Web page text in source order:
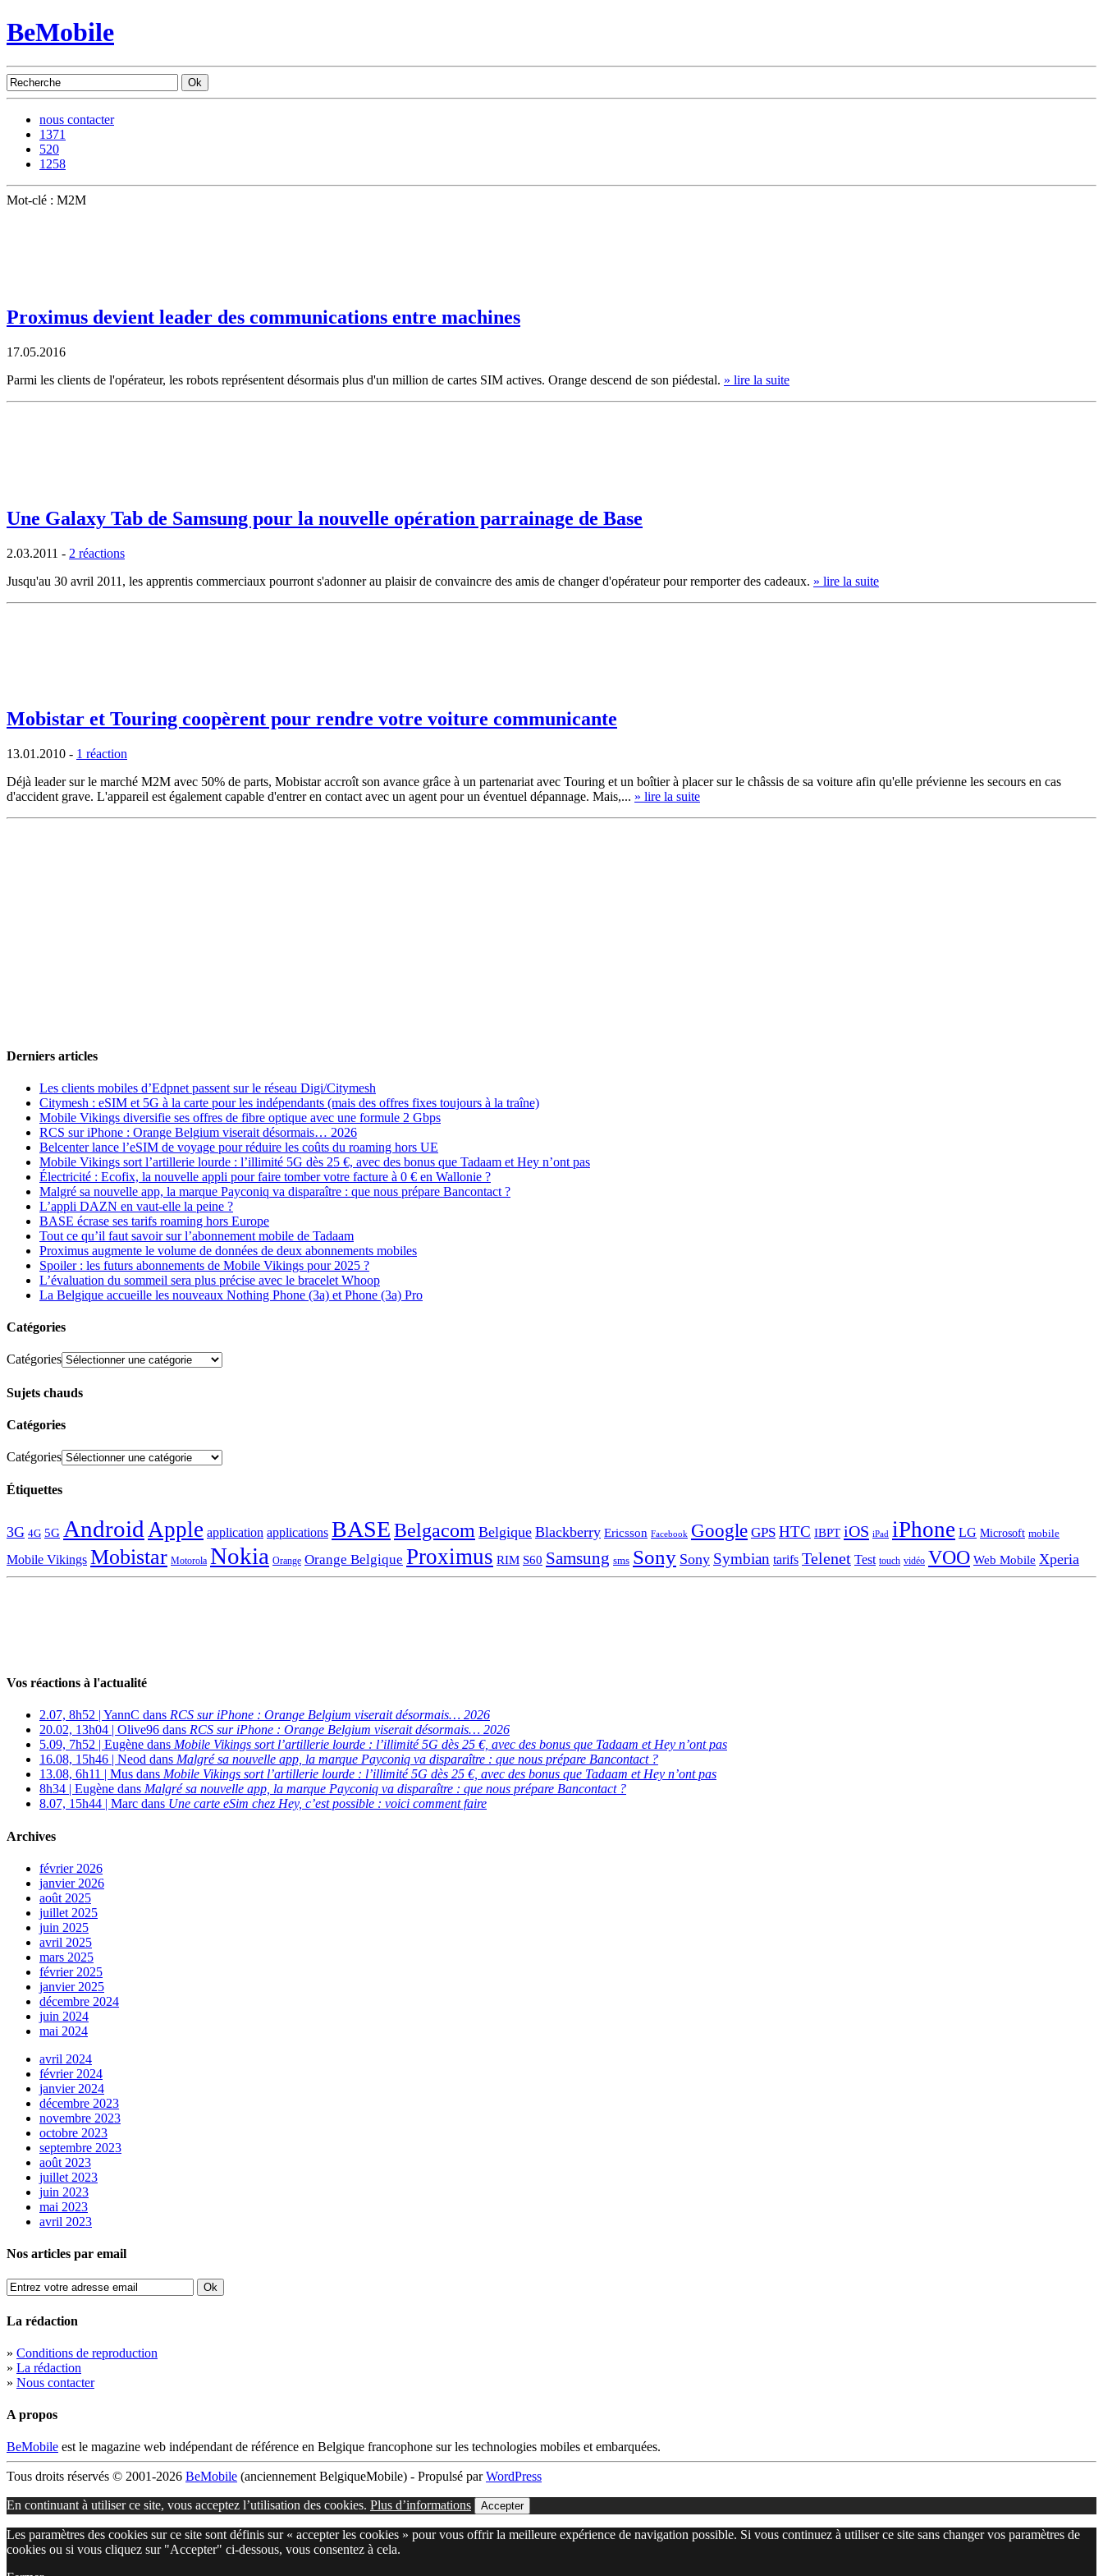
BeMobile
nous contacter
1371
520
1258
Mot-clé : M2M
Proximus devient leader des communications entre machines
17.05.2016
Parmi les clients de l'opérateur, les robots représentent désormais plus d'un million de cartes SIM actives. Orange descend de son piédestal. » lire la suite
Une Galaxy Tab de Samsung pour la nouvelle opération parrainage de Base
2.03.2011 - 2 réactions
Jusqu'au 30 avril 2011, les apprentis commerciaux pourront s'adonner au plaisir de convaincre des amis de changer d'opérateur pour remporter des cadeaux. » lire la suite
Mobistar et Touring coopèrent pour rendre votre voiture communicante
13.01.2010 - 1 réaction
Déjà leader sur le marché M2M avec 50% de parts, Mobistar accroît son avance grâce à un partenariat avec Touring et un boîtier à placer sur le châssis de sa voiture afin qu'elle prévienne les secours en cas
d'accident grave. L'appareil est également capable d'entrer en contact avec un agent pour un éventuel dépannage. Mais,... » lire la suite
Derniers articles
Les clients mobiles d’Edpnet passent sur le réseau Digi/Citymesh
Citymesh : eSIM et 5G à la carte pour les indépendants (mais des offres fixes toujours à la traîne)
Mobile Vikings diversifie ses offres de fibre optique avec une formule 2 Gbps
RCS sur iPhone : Orange Belgium viserait désormais… 2026
Belcenter lance l’eSIM de voyage pour réduire les coûts du roaming hors UE
Mobile Vikings sort l’artillerie lourde : l’illimité 5G dès 25 €, avec des bonus que Tadaam et Hey n’ont pas
Électricité : Ecofix, la nouvelle appli pour faire tomber votre facture à 0 € en Wallonie ?
Malgré sa nouvelle app, la marque Payconiq va disparaître : que nous prépare Bancontact ?
L’appli DAZN en vaut-elle la peine ?
BASE écrase ses tarifs roaming hors Europe
Tout ce qu’il faut savoir sur l’abonnement mobile de Tadaam
Proximus augmente le volume de données de deux abonnements mobiles
Spoiler : les futurs abonnements de Mobile Vikings pour 2025 ?
L’évaluation du sommeil sera plus précise avec le bracelet Whoop
La Belgique accueille les nouveaux Nothing Phone (3a) et Phone (3a) Pro
Catégories
Catégories
Sujets chauds
Catégories
Catégories
Étiquettes
3G 4G 5G Android Apple application applications BASEBelgacom Belgique Blackberry Ericsson Facebook Google GPS HTC IBPT iOS iPad iPhone LG Microsoft mobile
Mobile Vikings Mobistar Motorola Nokia Orange Orange Belgique Proximus RIM S60 Samsung sms Sony Sony Symbian tarifs Telenet Test touch vidéo VOO Web Mobile Xperia
Vos réactions à l'actualité
2.07, 8h52 | YannC dans RCS sur iPhone : Orange Belgium viserait désormais… 2026
20.02, 13h04 | Olive96 dans RCS sur iPhone : Orange Belgium viserait désormais… 2026
5.09, 7h52 | Eugène dans Mobile Vikings sort l’artillerie lourde : l’illimité 5G dès 25 €, avec des bonus que Tadaam et Hey n’ont pas
16.08, 15h46 | Neod dans Malgré sa nouvelle app, la marque Payconiq va disparaître : que nous prépare Bancontact ?
13.08, 6h11 | Mus dans Mobile Vikings sort l’artillerie lourde : l’illimité 5G dès 25 €, avec des bonus que Tadaam et Hey n’ont pas
8h34 | Eugène dans Malgré sa nouvelle app, la marque Payconiq va disparaître : que nous prépare Bancontact ?
8.07, 15h44 | Marc dans Une carte eSim chez Hey, c’est possible : voici comment faire
Archives
février 2026
janvier 2026
août 2025
juillet 2025
juin 2025
avril 2025
mars 2025
février 2025
janvier 2025
décembre 2024
juin 2024
mai 2024
avril 2024
février 2024
janvier 2024
décembre 2023
novembre 2023
octobre 2023
septembre 2023
août 2023
juillet 2023
juin 2023
mai 2023
avril 2023
Nos articles par email
La rédaction
» Conditions de reproduction
» La rédaction
» Nous contacter
A propos
BeMobile est le magazine web indépendant de référence en Belgique francophone sur les technologies mobiles et embarquées.
Tous droits réservés © 2001-2026 BeMobile (anciennement BelgiqueMobile) - Propulsé parWordPress
En continuant à utiliser ce site, vous acceptez l’utilisation des cookies. Plus d’informations Accepter
Les paramètres des cookies sur ce site sont définis sur « accepter les cookies » pour vous offrir la meilleure expérience de navigation possible. Si vous continuez à utiliser ce site sans changer vos paramètres de
cookies ou si vous cliquez sur "Accepter" ci-dessous, vous consentez à cela.